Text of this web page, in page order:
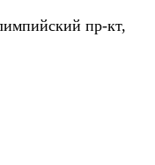
пр-кт,